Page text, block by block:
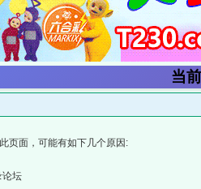
当
页面，可能有如下几个原因:
论坛